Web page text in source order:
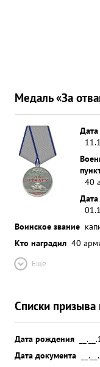
Медаль «За
40
Воинское звание
Кто наградил 40
Ещё
Списки
Дата рождения
Дата документа